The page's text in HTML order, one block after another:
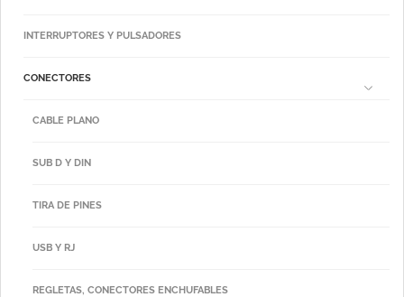
INTERRUPTORES Y PULSADORES
CONECTORES
CABLE PLANO
SUB D Y DIN
TIRA DE PINES
USB Y RJ
REGLETAS, CONECTORES ENCHUFABLES